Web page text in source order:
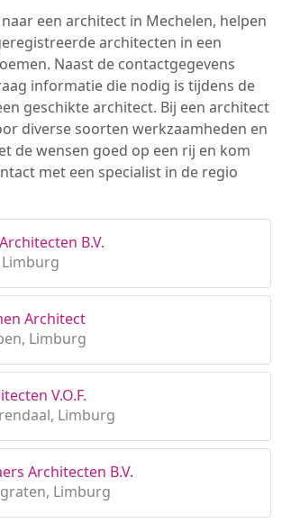
een architect in Mechelen, helpen
architecten in een
Naast de contactgegevens
informatie die nodig is tijdens de
geschikte architect. Bij een architect
diverse soorten werkzaamheden en
de wensen goed op een rij en kom
met een specialist in de regio
B.V.
Limburg
Architect
Limburg
V.O.F.
Limburg
Architecten B.V.
Limburg